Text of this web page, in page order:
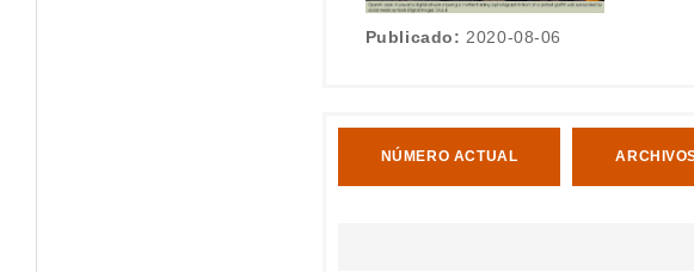
Publicado: 2020-08-06
NÚMERO ACTUAL